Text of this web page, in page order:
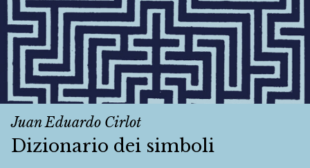
Juan Eduardo Cirlot
Dizionario dei simboli